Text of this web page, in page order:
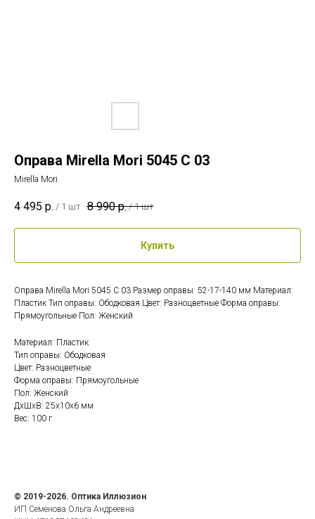
Оправа Mirella Mori 5045 C 03
Mirella Mori
4 495 р. / 1 шт 8 990 р. / 1 шт
Купить
Оправа Mirella Mori 5045 C 03 Размер оправы: 52-17-140 мм Материал:
Пластик Тип оправы: Ободковая Цвет: Разноцветные Форма оправы:
Прямоугольные Пол: Женский
Материал: Пластик
Тип оправы: Ободковая
Цвет: Разноцветные
Форма оправы: Прямоугольные
Пол: Женский
ДxШxВ: 25x10x6 мм
Вес: 100 г
© 2019-2026. Оптика Иллюзион
ИП Семенова Ольга Андреевна